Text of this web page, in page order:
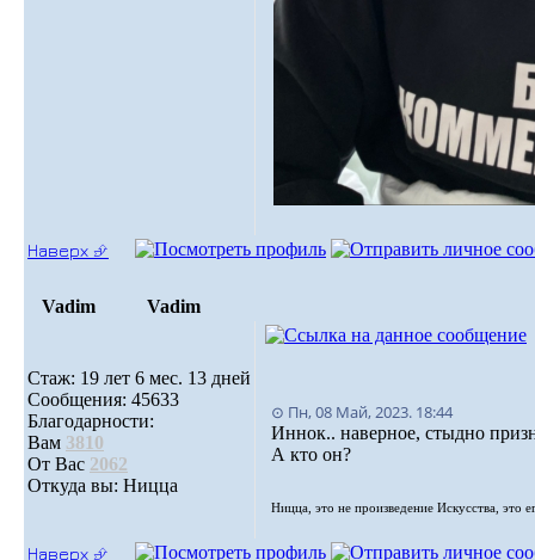
Наверх ⮵
Vadim Vadim
Стаж: 19 лет 6 мес. 13 дней
Сообщения: 45633
Благодарности:
Вам 3810
От Вас 2062
Откуда вы: Ницца
⊙ Пн, 08 Май, 2023. 18:44
Иннок.. наверное, стыдно
А кто он?
Ницца, это не произведение Искусства, это
Наверх ⮵